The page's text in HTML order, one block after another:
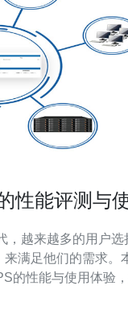
性能评测与
满足他们的需求。
的性能与使用体验